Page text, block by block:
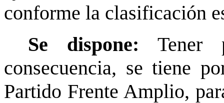
conforme la clasificación
Se dispone:Tener
consecuencia, se tiene
Partido Frente Amplio,